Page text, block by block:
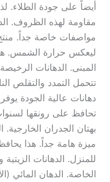
أيضاً على جودة الطلاء.
مقاومة لهذه الظروف.
مواصفات خاصة جداً.
ليعكس حرارة الشمس.
المبنى. الدهانات
تتحمل التمدد والتقلص
دهانات عالية الجودة
تحافظ على رونقها
بهتان الجدران الخارجية.
ميزة هامة جداً. هذا
للمنزل. الدهانات الزيتية
الخاصة. الدهان المائي